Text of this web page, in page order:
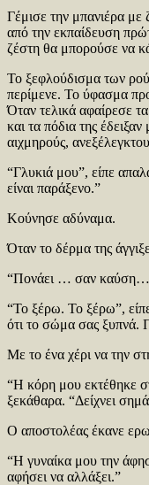
Γέμισε την μπανιέρα
από την εκπαίδευση
ζέστη θα μπορούσε να
Το ξεφλούδισμα των
περίμενε. Το ύφασμα
Όταν τελικά αφαίρεσε
και τα πόδια της
αιχμηρούς,
“Γλυκιά μου”, είπε
είναι παράξενο.”
Κούνησε αδύναμα.
Όταν το δέρμα της
“Πονάει … σαν
“Το ξέρω. Το ξέρω”,
ότι το σώμα σας ξυπνά.
Με το ένα χέρι να την
“Η κόρη μου εκτέθηκε
ξεκάθαρα. “Δείχνει
Ο αποστολέας έκανε
“Η γυναίκα μου την
αφήσει να αλλάξει.”